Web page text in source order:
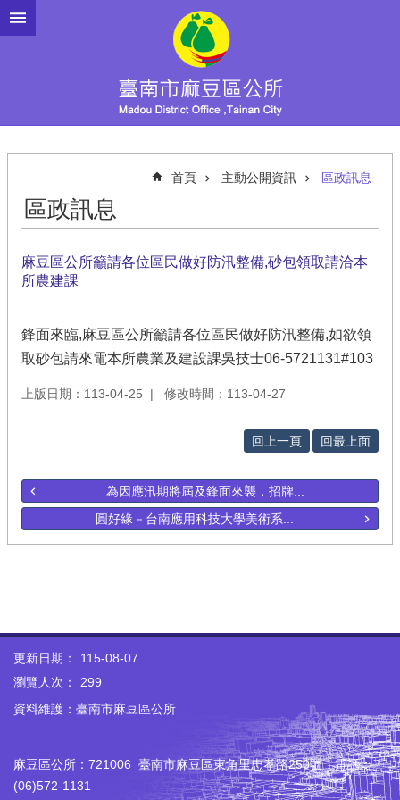
跳到主要內容區塊
首頁 主動公開資訊 區政訊息
區政訊息
麻豆區公所籲請各位區民做好防汛整備,砂包領取請洽本
所農建課
鋒面來臨,麻豆區公所籲請各位區民做好防汛整備,如欲領
取砂包請來電本所農業及建設課吳技士06-5721131#103
上版日期：113-04-25 修改時間：113-04-27
回上一頁 回最上面
為因應汛期將屆及鋒面來襲，招牌...
圓好緣－台南應用科技大學美術系...
更新日期：
115-08-07
瀏覽人次：
299
資料維護：臺南市麻豆區公所
麻豆區公所：721006 臺南市麻豆區東角里忠孝路250號 電話：
(06)572-1131